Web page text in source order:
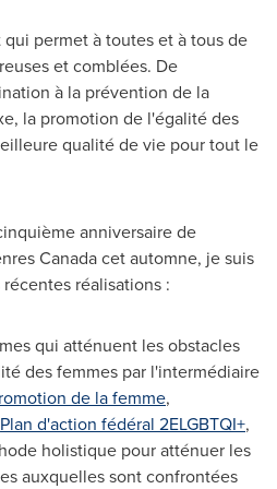
permet à toutes et à tous de
et comblées. De
à la prévention de la
la promotion de l'égalité des
qualité de vie pour tout le
anniversaire de
Canadacet automne, je suis
réalisations :
qui atténuent les obstacles
des femmes par l'intermédiaire
de la femme,
Plan d'action fédéral 2ELGBTQI+,
holistique pour atténuer les
auxquelles sont confrontées